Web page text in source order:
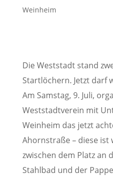
Weinheim
Die Weststadt stand
Startlöchern. Jetzt darf
Am Samstag, 9. Juli,
Weststadtverein mit
Weinheim das jetzt
Ahornstraße – diese
zwischen dem Platz an
Stahlbad und der